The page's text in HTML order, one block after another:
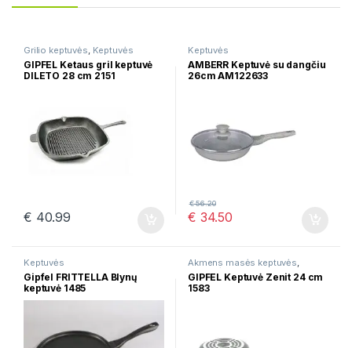
Grilio keptuvės, Keptuvės
GIPFEL Ketaus gril keptuvė
DILETO 28 cm 2151
€ 40.99
Keptuvės
AMBERR Keptuvė su dangčiu
26cm AM122633
€ 34.50
€56.20
Keptuvės
Gipfel FRITTELLA Blynų
keptuvė 1485
Akmens masės keptuvės,
Keptuvės
GIPFEL Keptuvė Zenit 24 cm
1583